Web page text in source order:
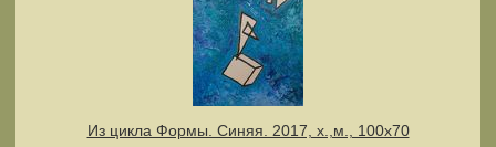
Из цикла Формы. Синяя. 2017, х.,м., 100х70